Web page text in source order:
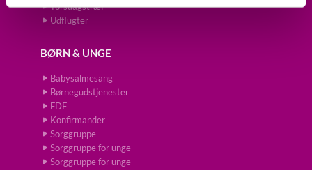
Torsdagstræf
Udflugter
BØRN & UNGE
Babysalmesang
Børnegudstjenester
FDF
Konfirmander
Sorggruppe
Sorggruppe for unge
Sorggruppe for unge